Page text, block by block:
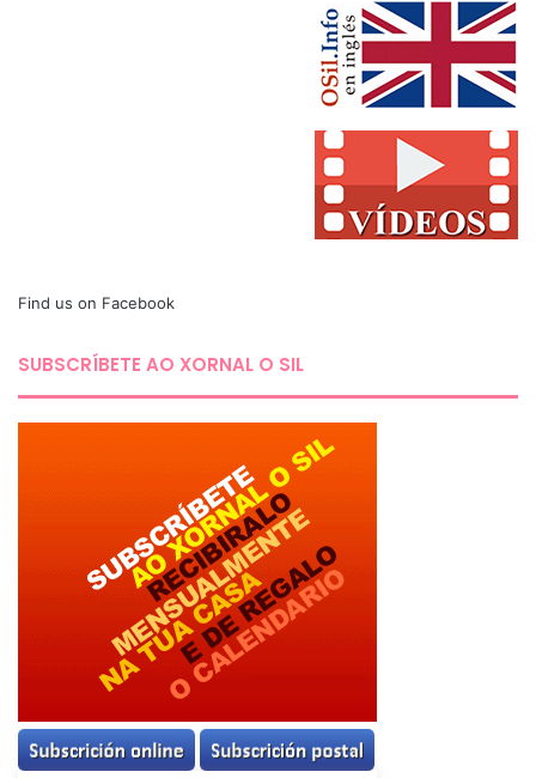
Find us on Facebook
SUBSCRÍBETE AO XORNAL O SIL